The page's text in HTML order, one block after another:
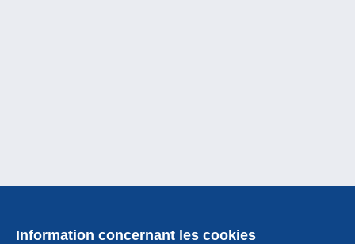
Information concernant les cookies